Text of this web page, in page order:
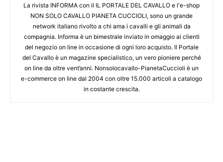
La rivista INFORMA con il IL PORTALE DEL CAVALLO e l'e-shop
NON SOLO CAVALLO PIANETA CUCCIOLI, sono un grande
network italiano rivolto a chi ama i cavalli e gli animali da
compagnia. Informa è un bimestrale inviato in omaggio ai clienti
del negozio on line in occasione di ogni loro acquisto. Il Portale
del Cavallo è un magazine specialistico, un vero pioniere perché
on line da oltre vent’anni. Nonsolocavallo-PianetaCuccioli è un
e-commerce on line dal 2004 con oltre 15.000 articoli a catalogo
in costante crescita.